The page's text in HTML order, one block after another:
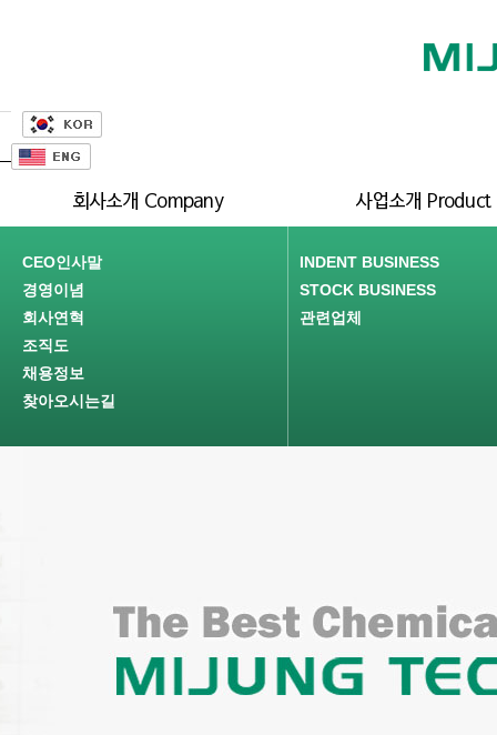
CEO인사말
경영이념
회사연혁
조직도
채용정보
찾아오시는길
INDENT BUSINESS
STOCK BUSINESS
관련업체